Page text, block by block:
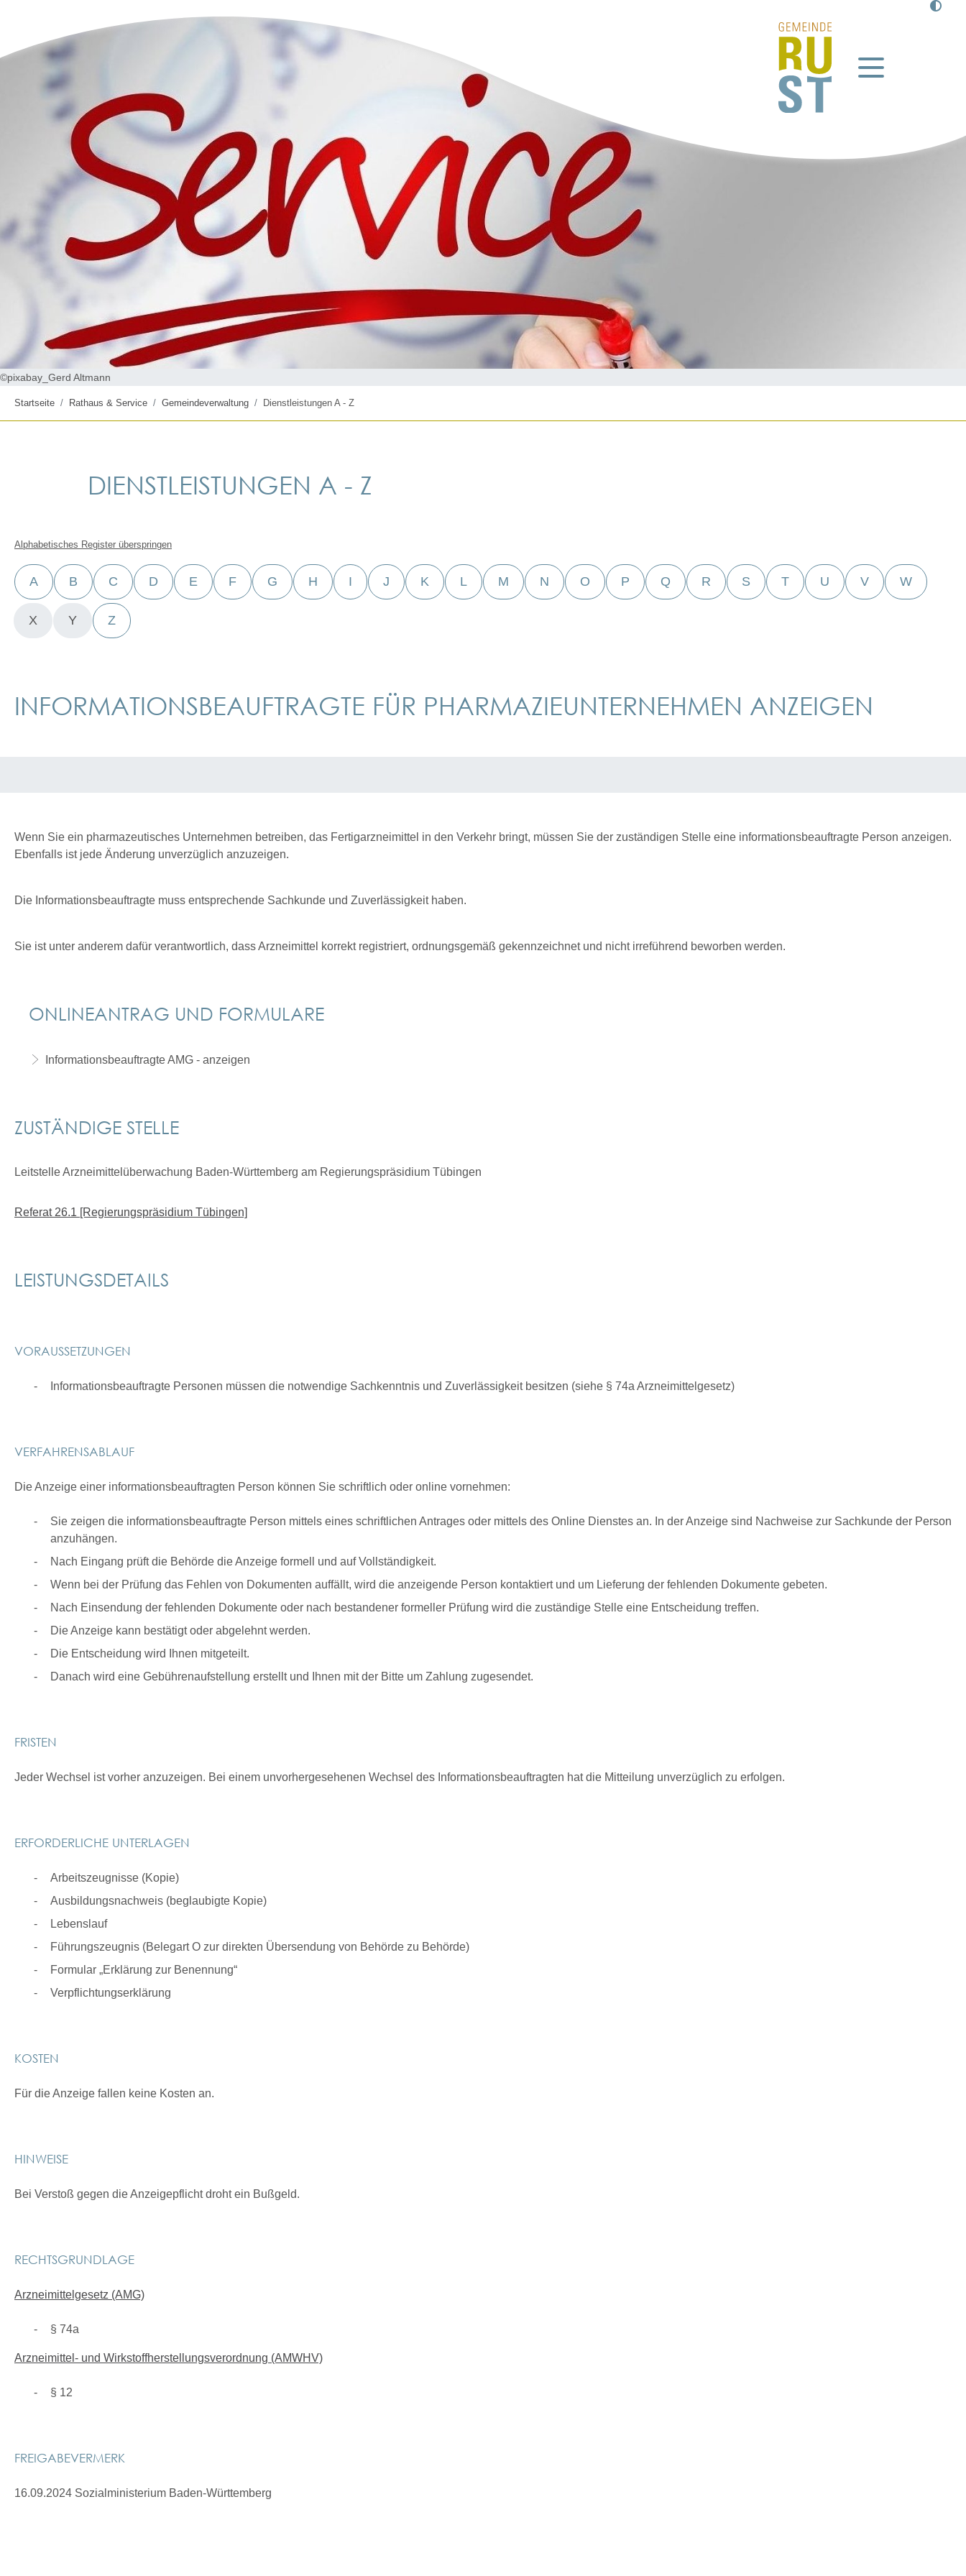
©pixabay_Gerd Altmann
Startseite Rathaus & Service Gemeindeverwaltung Dienstleistungen A - Z
DIENSTLEISTUNGEN A - Z
Alphabetisches Register überspringen
A B C D E F G H I J K L M N O P Q R S T U V W
X Y Z
INFORMATIONSBEAUFTRAGTE FÜR PHARMAZIEUNTERNEHMEN ANZEIGEN
Wenn Sie ein pharmazeutisches Unternehmen betreiben, das Fertigarzneimittel in den Verkehr bringt, müssen Sie der zuständigen Stelle eine informationsbeauftragte Person anzeigen.
Ebenfalls ist jede Änderung unverzüglich anzuzeigen.
Die Informationsbeauftragte muss entsprechende Sachkunde und Zuverlässigkeit haben.
Sie ist unter anderem dafür verantwortlich, dass Arzneimittel korrekt registriert, ordnungsgemäß gekennzeichnet und nicht irreführend beworben werden.
ONLINEANTRAG UND FORMULARE
Informationsbeauftragte AMG - anzeigen
ZUSTÄNDIGE STELLE
Leitstelle Arzneimittelüberwachung Baden-Württemberg am Regierungspräsidium Tübingen
Referat 26.1 [Regierungspräsidium Tübingen]
LEISTUNGSDETAILS
VORAUSSETZUNGEN
Informationsbeauftragte Personen müssen die notwendige Sachkenntnis und Zuverlässigkeit besitzen (siehe § 74a Arzneimittelgesetz)
VERFAHRENSABLAUF
Die Anzeige einer informationsbeauftragten Person können Sie schriftlich oder online vornehmen:
Sie zeigen die informationsbeauftragte Person mittels eines schriftlichen Antrages oder mittels des Online Dienstes an. In der Anzeige sind Nachweise zur Sachkunde der Person
anzuhängen.
Nach Eingang prüft die Behörde die Anzeige formell und auf Vollständigkeit.
Wenn bei der Prüfung das Fehlen von Dokumenten auffällt, wird die anzeigende Person kontaktiert und um Lieferung der fehlenden Dokumente gebeten.
Nach Einsendung der fehlenden Dokumente oder nach bestandener formeller Prüfung wird die zuständige Stelle eine Entscheidung treffen.
Die Anzeige kann bestätigt oder abgelehnt werden.
Die Entscheidung wird Ihnen mitgeteilt.
Danach wird eine Gebührenaufstellung erstellt und Ihnen mit der Bitte um Zahlung zugesendet.
FRISTEN
Jeder Wechsel ist vorher anzuzeigen. Bei einem unvorhergesehenen Wechsel des Informationsbeauftragten hat die Mitteilung unverzüglich zu erfolgen.
ERFORDERLICHE UNTERLAGEN
Arbeitszeugnisse (Kopie)
Ausbildungsnachweis (beglaubigte Kopie)
Lebenslauf
Führungszeugnis (Belegart O zur direkten Übersendung von Behörde zu Behörde)
Formular „Erklärung zur Benennung“
Verpflichtungserklärung
KOSTEN
Für die Anzeige fallen keine Kosten an.
HINWEISE
Bei Verstoß gegen die Anzeigepflicht droht ein Bußgeld.
RECHTSGRUNDLAGE
Arzneimittelgesetz (AMG)
§ 74a
Arzneimittel- und Wirkstoffherstellungsverordnung (AMWHV)
§ 12
FREIGABEVERMERK
16.09.2024 Sozialministerium Baden-Württemberg